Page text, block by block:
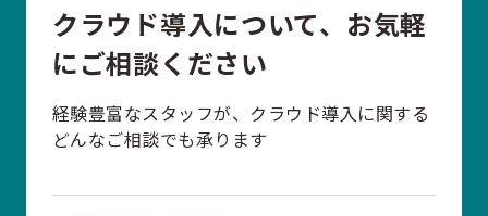
クラウド導入について、お気軽
にご相談ください
経験豊富なスタッフが、クラウド導入に関する
どんなご相談でも承ります